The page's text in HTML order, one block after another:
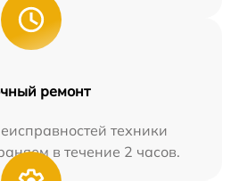
ремонт
техники
в течение 2 часов.